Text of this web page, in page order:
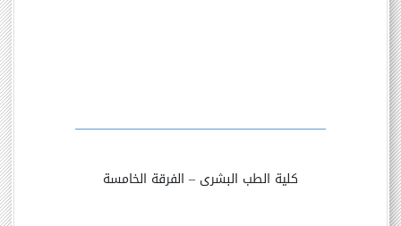
كلية الطب البشرى – الفرقة الخامسة